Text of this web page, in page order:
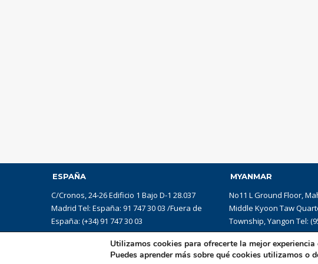
ESPAÑA
C/Cronos, 24-26 Edificio 1 Bajo D-1 28.037
Madrid Tel: España: 91 747 30 03 /Fuera de
España: (+34) 91 747 30 03
MYANMAR
No11 L Ground Floor,
Middle Kyoon Taw
Township, Yangon Tel:
Utilizamos cookies para ofrecerte la mejor experiencia
Puedes aprender más sobre qué cookies utilizamos o